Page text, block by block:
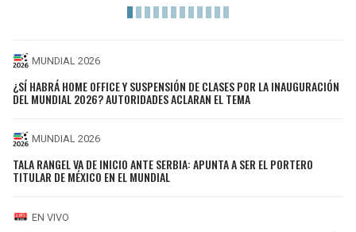
MUNDIAL 2026
¿SÍ HABRÁ HOME OFFICE Y SUSPENSIÓN DE CLASES POR LA INAUGURACIÓN
DEL MUNDIAL 2026? AUTORIDADES ACLARAN EL TEMA
MUNDIAL 2026
TALA RANGEL VA DE INICIO ANTE SERBIA: APUNTA A SER EL PORTERO
TITULAR DE MÉXICO EN EL MUNDIAL
EN VIVO